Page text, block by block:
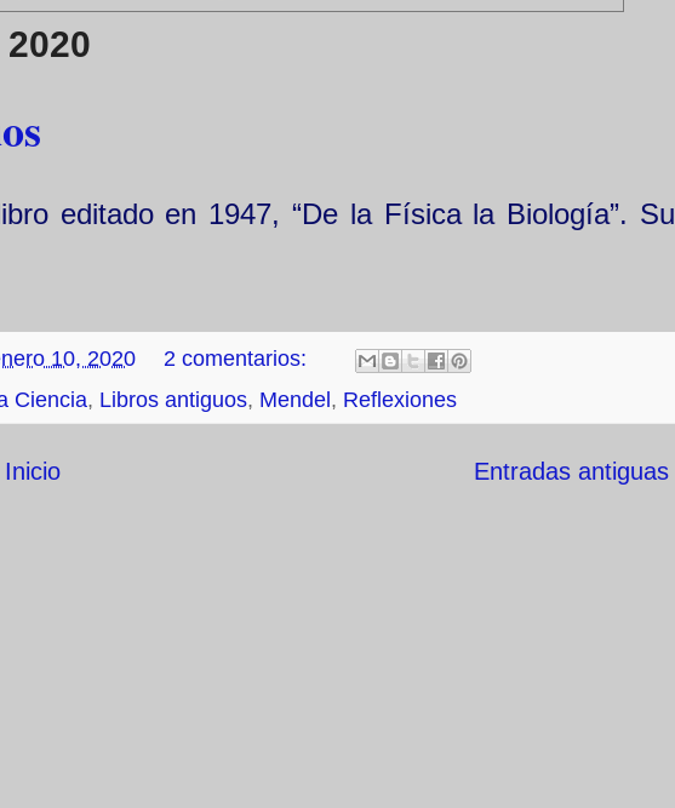
editado en 1947, “De la Física la Biología”. Su
10, 2020
2 comentarios:
Ciencia, Libros antiguos, Mendel , Reflexiones
Entradas antiguas
Inicio